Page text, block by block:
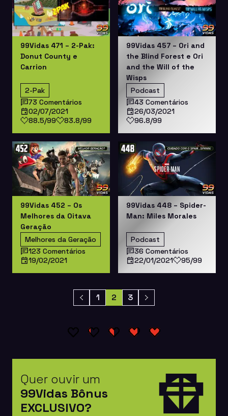
99Vidas 471 – 2-Pak:
Donut County e
Carrion
2-Pak
73 Comentários
02/07/2021
88.5/99
83.8/99
99Vidas 457 – Ori and
the Blind Forest e Ori
and the Will of the
Wisps
Podcast
43 Comentários
26/03/2021
96.8/99
99Vidas 452 – Os
Melhores da Oitava
Geração
Melhores da Geração
123 Comentários
19/02/2021
99Vidas 448 – Spider-
Man: Miles Morales
Podcast
36 Comentários
22/01/2021
95/99
1 2 3
Quer ouvir um
99Vidas Bônus
EXCLUSIVO?